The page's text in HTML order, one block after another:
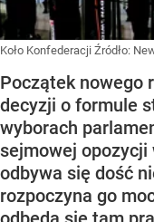
Koło Konfederacji Źródło:
Początek nowego
decyzji o formule
wyborach
sejmowej
odbywa się dość
rozpoczyna go